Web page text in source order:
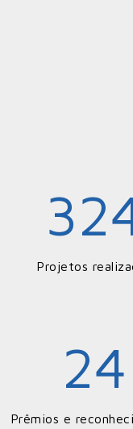
Projetos
24
Prêmios e